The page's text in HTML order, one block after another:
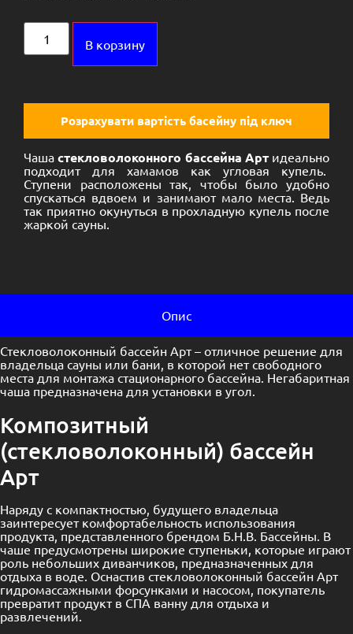
В корзину
Розрахувати вартість басейну під ключ
Чашастекловолоконного бассейна Артидеально
подходит для хамамов как угловая купель.
Ступени расположены так, чтобы было удобно
спускаться вдвоем и занимают мало места. Ведь
так приятно окунуться в прохладную купель после
жаркой сауны.
Опис
Стекловолоконный бассейн Арт – отличное решение для
владельца сауны или бани, в которой нет свободного
места для монтажа стационарного бассейна. Негабаритная
чаша предназначена для установки в угол.
Композитный
(стекловолоконный) бассейн
Арт
Наряду с компактностью, будущего владельца
заинтересует комфортабельность использования
продукта, представленного брендом Б.Н.В. Бассейны. В
чаше предусмотрены широкие ступеньки, которые играют
роль небольших диванчиков, предназначенных для
отдыха в воде. Оснастив стекловолоконный бассейн Арт
гидромассажными форсунками и насосом, покупатель
превратит продукт в СПА ванну для отдыха и
развлечений.